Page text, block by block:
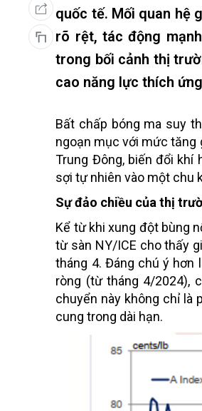
quốc tế. Mối quan hệ
rõ rệt, tác động
trong bối cảnh thị
cao năng lực thích
Bất chấp bóng ma suy
ngoạn mục với mức tăng
Trung Đông, biến đổi khí
sợi tự nhiên vào một chu
Sự đảo chiều của thị
Kể từ khi xung đột bùng
từ sàn NY/ICE cho thấy
tháng 4. Đáng chú ý hơn
ròng (từ tháng 4/2024),
chuyển này không chỉ là
cung trong dài hạn.